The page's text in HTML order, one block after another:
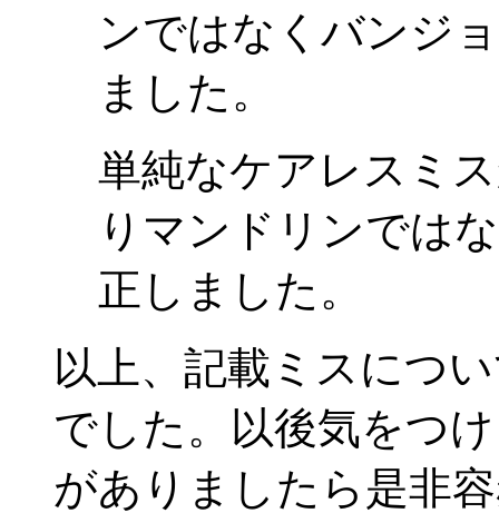
ンではなくバンジ
ました。
単純なケアレスミ
りマンドリンでは
正しました。
以上、記載ミスにつ
でした。以後気をつ
がありましたら是非